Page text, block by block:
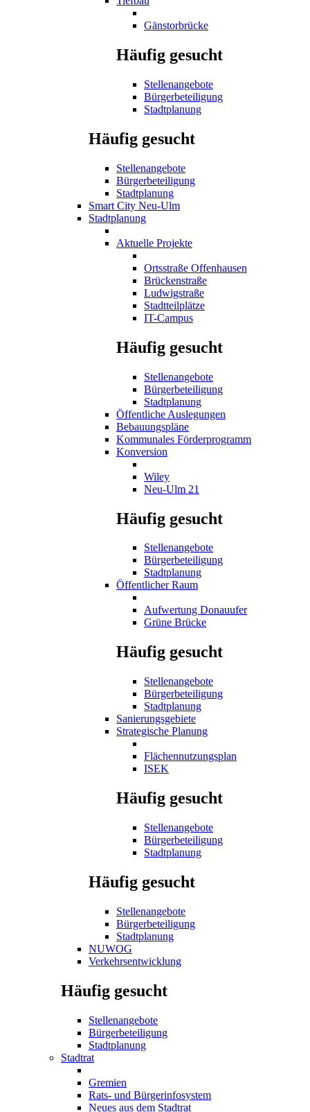
Gänstorbrücke
Häufig gesucht
Stellenangebote
Bürgerbeteiligung
Stadtplanung
Häufig gesucht
Stellenangebote
Bürgerbeteiligung
Stadtplanung
Smart City Neu-Ulm
Stadtplanung
Aktuelle Projekte
Ortsstraße Offenhausen
Brückenstraße
Ludwigstraße
Stadtteilplätze
IT-Campus
Häufig gesucht
Stellenangebote
Bürgerbeteiligung
Stadtplanung
Öffentliche Auslegungen
Bebauungspläne
Kommunales Förderprogramm
Konversion
Wiley
Neu-Ulm 21
Häufig gesucht
Stellenangebote
Bürgerbeteiligung
Stadtplanung
Öffentlicher Raum
Aufwertung Donauufer
Grüne Brücke
Häufig gesucht
Stellenangebote
Bürgerbeteiligung
Stadtplanung
Sanierungsgebiete
Strategische Planung
Flächennutzungsplan
ISEK
Häufig gesucht
Stellenangebote
Bürgerbeteiligung
Stadtplanung
Häufig gesucht
Stellenangebote
Bürgerbeteiligung
Stadtplanung
NUWOG
Verkehrsentwicklung
Häufig gesucht
Stellenangebote
Bürgerbeteiligung
Stadtplanung
Stadtrat
Gremien
Rats- und Bürgerinfosystem
Neues aus dem Stadtrat